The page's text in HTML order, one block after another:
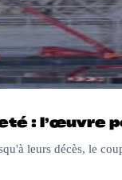
: l’œuvre
leurs décès, le